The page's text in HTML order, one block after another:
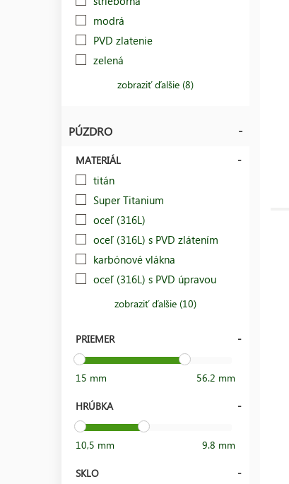
modrá
PVD zlatenie
zelená
zobraziť ďalšie (8)
PÚZDRO
MATERIÁL
titán
Super Titanium
oceľ (316L)
oceľ (316L) s PVD zlátením
karbónové vlákna
oceľ (316L) s PVD úpravou
zobraziť ďalšie (10)
PRIEMER
15 mm 56.2 mm
HRÚBKA
10,5 mm 9.8 mm
SKLO